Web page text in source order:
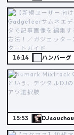
16:14 ハンバーグ
15:53 DJ souchou